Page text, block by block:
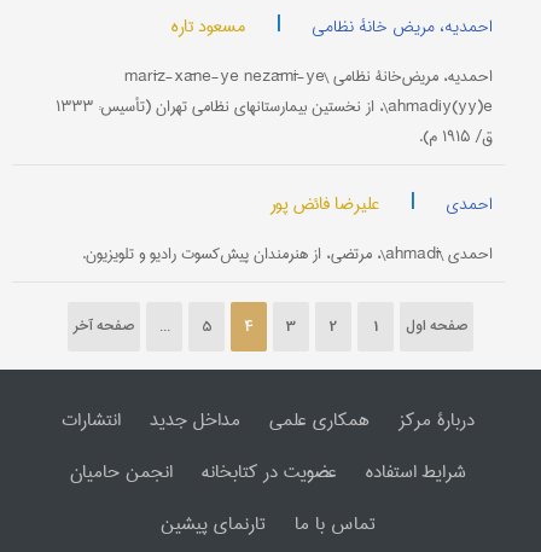
احمدیه، مریض خانۀ نظامی | مسعود تاره
احمدیه، مریض‌خانۀ نظامی \marīz-xāne-ye nezāmī-ye
ahmadiy(yy)e\، از نخستین بیمارستانهای نظامی تهران (تأسیس: ۱۳۳۳
ق/ ۱۹۱۵ م).
احمدی | علیرضا فائض پور
احمدی \ahmadī\، مرتضى، از هنرمندان پیش‌کسوت رادیو و تلویزیون.
صفحه اول 1
2
3
4
5
... صفحه آخر
دربارۀ مرکز همکاری علمی مداخل جدید
انتشارات
شرایط استفاده
عضویت در کتابخانه
انجمن حامیان
تماس با ما
تارنمای پیشین